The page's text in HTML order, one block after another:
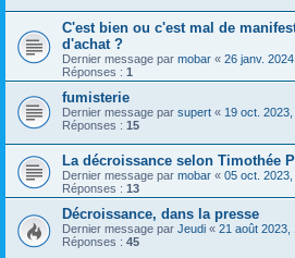
C'est bien ou c'est mal de
d'achat ?
Dernier message par mobar « 26 janv.
Réponses : 1
fumisterie
Dernier message par supert « 19 oct.
Réponses : 15
La décroissance selon Timothée
Dernier message par mobar « 05 oct. 2023,
Réponses : 13
Décroissance, dans la presse
Dernier message par Jeudi « 21 août 2023,
Réponses : 45